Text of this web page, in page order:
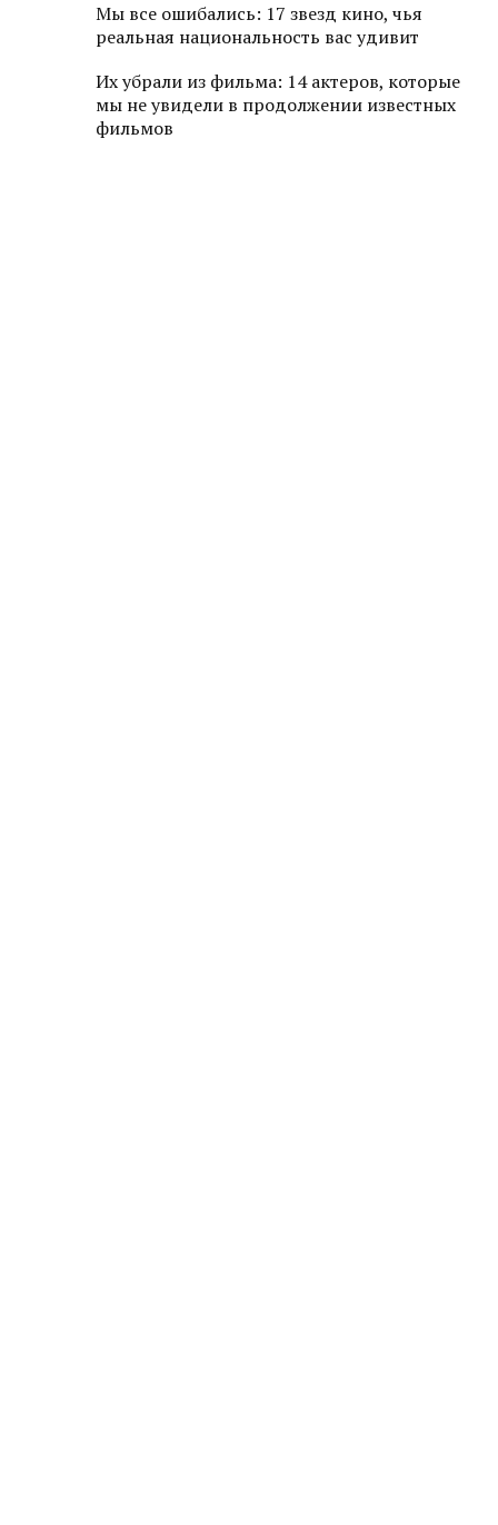
Мы все ошибались: 17 звезд кино, чья
реальная национальность вас удивит
Их убрали из фильма: 14 актеров, которые
мы не увидели в продолжении известных
фильмов